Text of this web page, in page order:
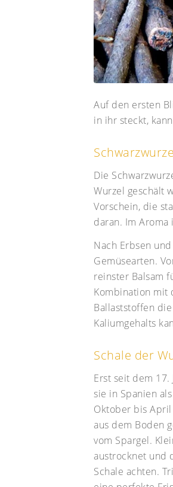
Auf den ersten
in ihr steckt,
Die
Wurzel geschält
Vorschein, die
daran. Im
Nach Erbsen
Gemüsearten.
reinster Balsam
Kombination mit
Ballaststoffen
Kaliumgehalts
Schale der
Erst seit dem
sie in Spanien
Oktober bis April
aus dem Boden
vom Spargel.
austrocknet und
Schale achten.